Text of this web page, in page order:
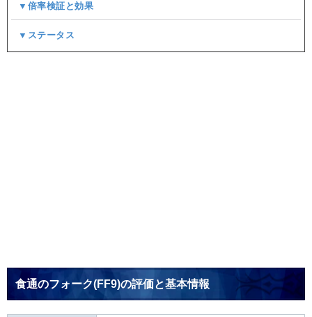
▼倍率検証と効果
▼ステータス
食通のフォーク(FF9)の評価と基本情報